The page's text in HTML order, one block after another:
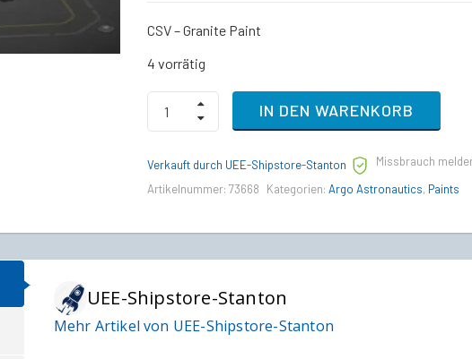
CSV – Granite Paint
4 vorrätig
CSV
Granite
quantity
IN DEN WARENKORB
Verkauft durch UEE-Shipstore-Stanton
Missbrauch
Artikelnummer: 73668 Kategorien: Argo Astronautics, Paints
UEE-Shipstore-Stanton
Mehr Artikel von UEE-Shipstore-Stanton